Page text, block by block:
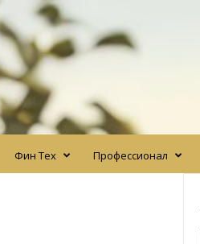
Фин Тех Профессионал